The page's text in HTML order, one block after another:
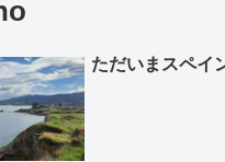
ただいまスペイ